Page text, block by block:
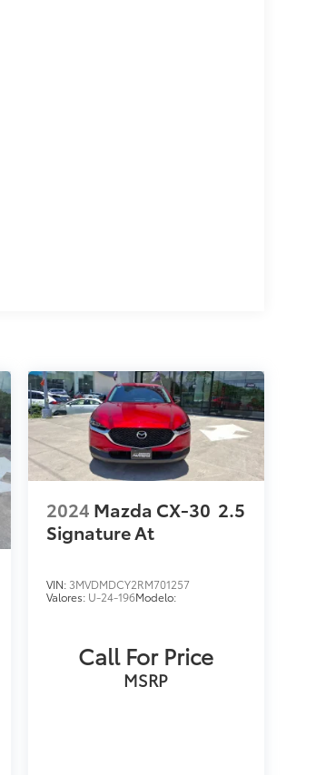
2024 Mazda CX-30 2.5
Signature At
VIN: 3MVDMDCY2RM701257
Valores: U-24-196Modelo:
Call For Price
MSRP